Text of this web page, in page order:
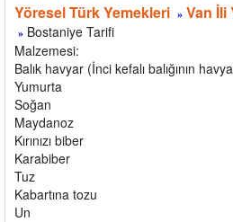
Yöresel Türk Yemekleri » Van İli
» Bostaniye Tarifi
Malzemesi:
Balık havyar (İnci kefalı balığının
Yumurta
Soğan
Maydanoz
Kırınızı biber
Karabiber
Tuz
Kabartına tozu
Un